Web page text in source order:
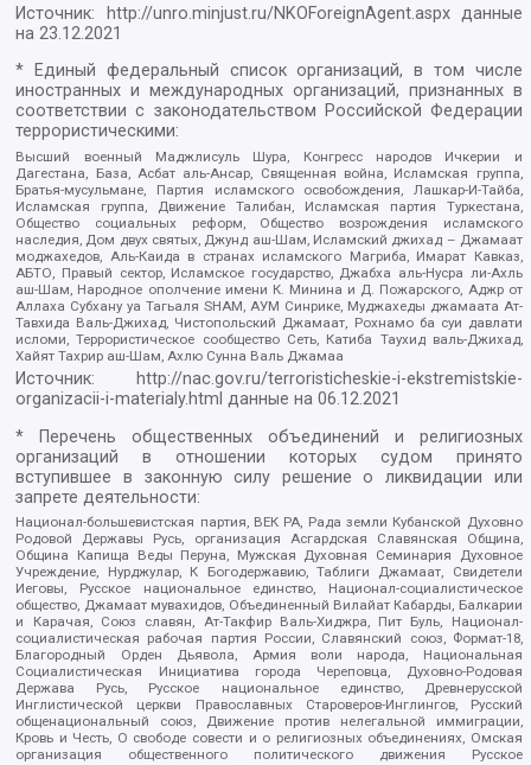
Источник: http://unro.minjust.ru/NKOForeignAgent.aspxданные
на23.12.2021
* Единый федеральный список организаций, в том числе
иностранных и международных организаций, признанных в
соответствии с законодательством Российской Федерации
террористическими:
Высший военный Маджлисуль Шура, Конгресс народов Ичкерии и
Дагестана, База, Асбат аль-Ансар, Священная война, Исламская группа,
Братья-мусульмане, Партия исламского освобождения, Лашкар-И-Тайба,
Исламская группа, Движение Талибан, Исламская партия Туркестана,
Общество социальных реформ, Общество возрождения исламского
наследия, Дом двух святых, Джунд аш-Шам, Исламский джихад – Джамаат
моджахедов, Аль-Каида в странах исламского Магриба, Имарат Кавказ,
АБТО, Правый сектор, Исламское государство, Джабха аль-Нусра ли-Ахль
аш-Шам, Народное ополчение имени К. Минина и Д. Пожарского, Аджр от
Аллаха Субхану уа Тагьаля SHAM, АУМ Синрике, Муджахеды джамаата Ат-
Тавхида Валь-Джихад, Чистопольский Джамаат, Рохнамо ба суи давлати
исломи, Террористическое сообщество Сеть, Катиба Таухид валь-Джихад,
Хайят Тахрир аш-Шам, Ахлю Сунна Валь Джамаа
Источник:
http://nac.gov.ru/terroristicheskie-i-ekstremistskie-
organizacii-i-materialy.html данные на06.12.2021
* Перечень общественных объединений и религиозных
организаций в отношении которых судом принято
вступившее в законную силу решение о ликвидации или
запрете деятельности:
Национал-большевистская партия, ВЕК РА, Рада земли Кубанской Духовно
Родовой Державы Русь, организация Асгардская Славянская Община,
Община Капища Веды Перуна, Мужская Духовная Семинария Духовное
Учреждение, Нурджулар, К Богодержавию, Таблиги Джамаат, Свидетели
Иеговы, Русское национальное единство, Национал-социалистическое
общество, Джамаат мувахидов, Объединенный Вилайат Кабарды, Балкарии
и Карачая, Союз славян, Ат-Такфир Валь-Хиджра, Пит Буль, Национал-
социалистическая рабочая партия России, Славянский союз, Формат-18,
Благородный Орден Дьявола, Армия воли народа, Национальная
Социалистическая Инициатива города Череповца, Духовно-Родовая
Держава Русь, Русское национальное единство, Древнерусской
Инглистической церкви Православных Староверов-Инглингов, Русский
общенациональный союз, Движение против нелегальной иммиграции,
Кровь и Честь, О свободе совести и о религиозных объединениях, Омская
организация общественного политического движения Русское